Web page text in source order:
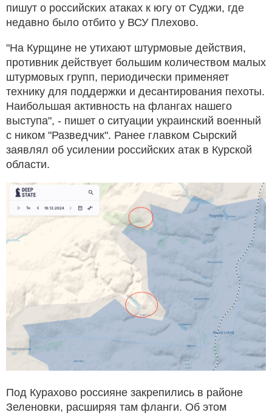
пишут о российских атаках к югу от Суджи, где
недавно было отбито у ВСУ Плехово.
"На Курщине не утихают штурмовые действия,
противник действует большим количеством малых
штурмовых групп, периодически применяет
технику для поддержки и десантирования пехоты.
Наибольшая активность на флангах нашего
выступа", - пишет о ситуации украинский военный
с ником "Разведчик". Ранее главком Сырский
заявлял об усилении российских атак в Курской
области.
Под Курахово россияне закрепились в районе
Зеленовки, расширяя там фланги. Об этом